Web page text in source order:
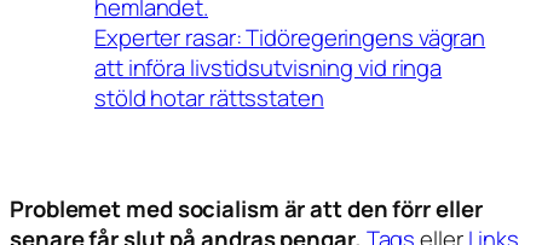
hemlandet.
Experter rasar: Tidöregeringens vägran
att införa livstidsutvisning vid ringa
stöld hotar rättsstaten
Problemet med socialism är att den förr eller